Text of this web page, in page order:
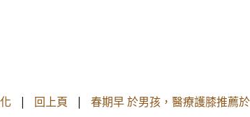
| 回上頁 | 春期早 於男孩，醫療護膝推薦